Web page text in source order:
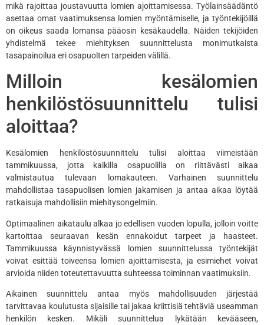
mikä rajoittaa joustavuutta lomien ajoittamisessa. Työlainsäädäntö
asettaa omat vaatimuksensa lomien myöntämiselle, ja työntekijöillä
on oikeus saada lomansa pääosin kesäkaudella. Näiden tekijöiden
yhdistelmä tekee miehityksen suunnittelusta monimutkaista
tasapainoilua eri osapuolten tarpeiden välillä.
Milloin kesälomien
henkilöstösuunnittelu tulisi
aloittaa?
Kesälomien henkilöstösuunnittelu tulisi aloittaa viimeistään
tammikuussa, jotta kaikilla osapuolilla on riittävästi aikaa
valmistautua tulevaan lomakauteen. Varhainen suunnittelu
mahdollistaa tasapuolisen lomien jakamisen ja antaa aikaa löytää
ratkaisuja mahdollisiin miehitysongelmiin.
Optimaalinen aikataulu alkaa jo edellisen vuoden lopulla, jolloin voitte
kartoittaa seuraavan kesän ennakoidut tarpeet ja haasteet.
Tammikuussa käynnistyvässä lomien suunnittelussa työntekijät
voivat esittää toiveensa lomien ajoittamisesta, ja esimiehet voivat
arvioida niiden toteutettavuutta suhteessa toiminnan vaatimuksiin.
Aikainen suunnittelu antaa myös mahdollisuuden järjestää
tarvittavaa koulutusta sijaisille tai jakaa kriittisiä tehtäviä useamman
henkilön kesken. Mikäli suunnittelua lykätään kevääseen,